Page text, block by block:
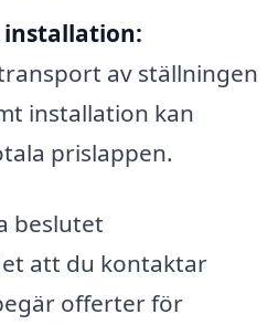
installation:
av ställningen
installation kan
prislappen.
beslutet
att du kontaktar
offerter för